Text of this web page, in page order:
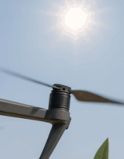
SDA
eleganti, comodi e di
fondamentali per i
un controllo? Vuoi